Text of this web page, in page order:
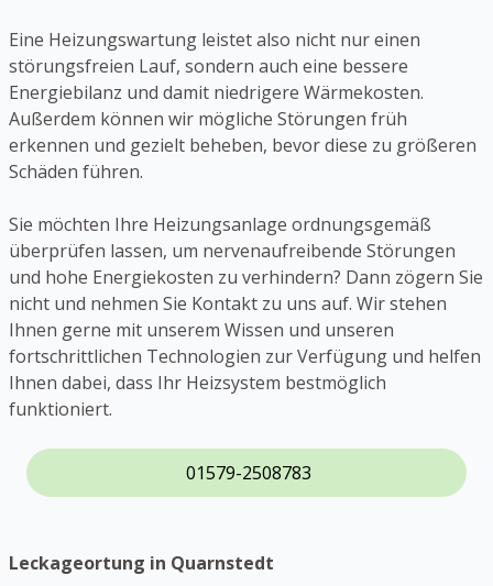
Eine Heizungswartung leistet also nicht nur einen
störungsfreien Lauf, sondern auch eine bessere
Energiebilanz und damit niedrigere Wärmekosten.
Außerdem können wir mögliche Störungen früh
erkennen und gezielt beheben, bevor diese zu größeren
Schäden führen.
Sie möchten Ihre Heizungsanlage ordnungsgemäß
überprüfen lassen, um nervenaufreibende Störungen
und hohe Energiekosten zu verhindern? Dann zögern Sie
nicht und nehmen Sie Kontakt zu uns auf. Wir stehen
Ihnen gerne mit unserem Wissen und unseren
fortschrittlichen Technologien zur Verfügung und helfen
Ihnen dabei, dass Ihr Heizsystem bestmöglich
funktioniert.
01579-2508783
Leckageortung in Quarnstedt